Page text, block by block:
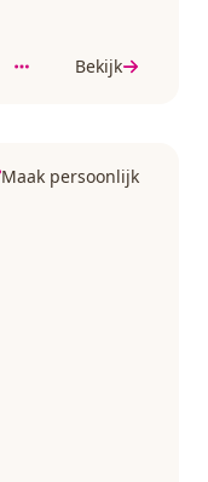
Bekijk
Maak persoonlijk